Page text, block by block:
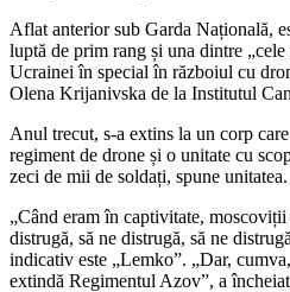
Aflat anterior sub Garda Națională,
luptă de prim rang și una dintre
Ucrainei în special în războiul cu
Olena Krijanivska de la Institutul
Anul trecut, s-a extins la un corp
regiment de drone și o unitate cu
zeci de mii de soldați, spune unitatea.
„Când eram în captivitate, moscoviții
distrugă, să ne distrugă, să ne
indicativ este „Lemko”. „Dar,
extindă Regimentul Azov”, a încheiat